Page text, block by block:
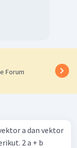
Forum
a dan vektor
b . Gambarlah diagram vektor-vektor berikut. 2 a + b